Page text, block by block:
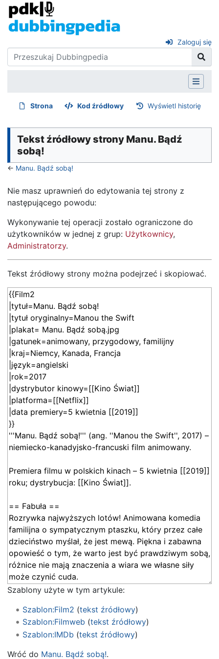
Zaloguj się
Strona Kod źródłowy Wyświetl historię
Tekst źródłowy strony Manu. Bądź
sobą!
← Manu. Bądź sobą!
Nie masz uprawnień do edytowania tej strony z
następującego powodu:
Wykonywanie tej operacji zostało ograniczone do
użytkowników w jednej z grup: Użytkownicy,
Administratorzy.
Tekst źródłowy strony można podejrzeć i skopiować.
Szablony użyte w tym artykule:
Szablon:Film2 (tekst źródłowy)
Szablon:Filmweb (tekst źródłowy)
Szablon:IMDb (tekst źródłowy)
Wróć do Manu. Bądź sobą!.